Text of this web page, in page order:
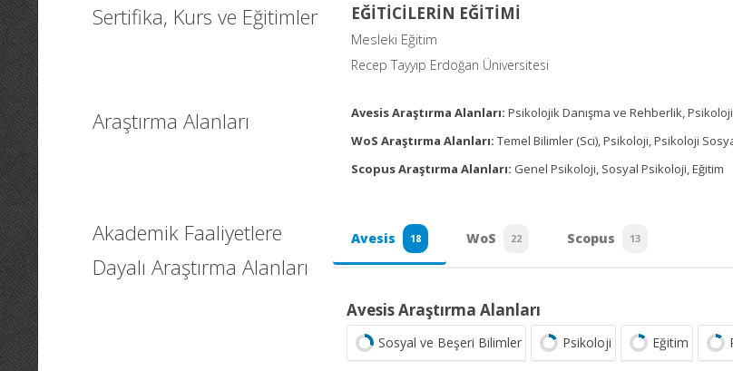
Sertifika, Kurs ve Eğitimler EĞİTİCİLERİN EĞİTİMİ
Mesleki Eğitim
Recep Tayyip Erdoğan Üniversitesi
Araştırma Alanları Avesis Araştırma Alanları: Psikolojik Danışma ve Rehberlik, Psikoloji
WoS Araştırma Alanları: Temel Bilimler (Sci), Psikoloji, Psikoloji
Scopus Araştırma Alanları: Genel Psikoloji, Sosyal Psikoloji, Eğitim
Akademik Faaliyetlere
Dayalı Araştırma Alanları
Avesis 18 WoS 22 Scopus 13
Avesis Araştırma Alanları
Sosyal ve Beşeri Bilimler Psikoloji Eğitim